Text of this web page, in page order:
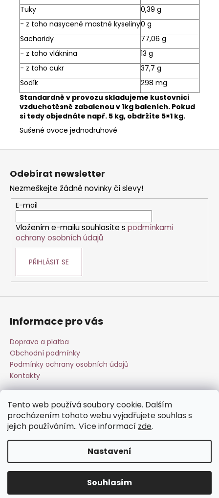
Tento web používá soubory cookie. Dalším
procházením tohoto webu vyjadřujete souhlas s
jejich používáním.. Více informací zde.
Nastavení
Souhlasím
Tuky
0,39 g
- z toho nasycené mastné kyseliny0 g
Sacharidy
77,06 g
- z toho vláknina
13 g
- z toho cukr
37,7 g
Sodík
298 mg
Standardně v provozu skladujeme kustovnici
vzduchotěsně zabalenou v 1kg baleních. Pokud
si tedy objednáte např. 5 kg, obdržíte 5×1 kg.
Sušené ovoce jednodruhové
Z
Odebírat newsletter
Nezmeškejte žádné novinky či slevy!
E-mail
Vložením e-mailu souhlasíte s podmínkami
ochrany osobních údajů
PŘIHLÁSIT SE
Informace pro vás
Doprava a platba
Obchodní podmínky
Podmínky ochrany osobních údajů
Kontakty
Přijímáme online platby
Esperit.cz. Všechna práva vyhrazena.